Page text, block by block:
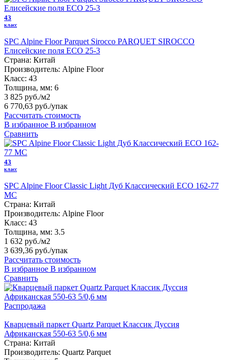
43
класс
SPC Alpine Floor Parquet Sirocco PARQUET SIROCCO
Елисейские поля ECO 25-3
Страна: Китай
Производитель: Alpine Floor
Класс: 43
Толщина, мм: 6
3 825 руб./м2
6 770,63 руб./упак
Рассчитать стоимость
В избранное В избранном
Сравнить
43
класс
SPC Alpine Floor Classic Light Дуб Классический ECO 162-77
MC
Страна: Китай
Производитель: Alpine Floor
Класс: 43
Толщина, мм: 3.5
1 632 руб./м2
3 639,36 руб./упак
Рассчитать стоимость
В избранное В избранном
Сравнить
Распродажа
Кварцевый паркет Quartz Parquet Классик Дуссия
Африканская 550-63 5/0,6 мм
Страна: Китай
Производитель: Quartz Parquet